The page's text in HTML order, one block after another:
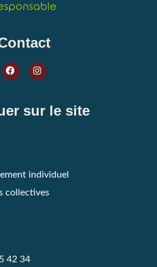
sur le site
individuel
collectives
42 34